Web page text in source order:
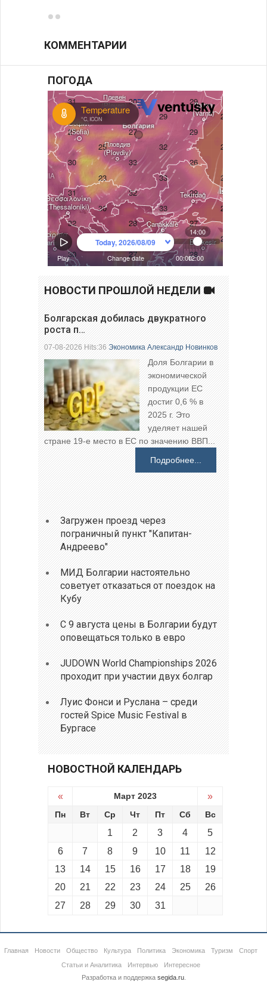
КОММЕНТАРИИ
ПОГОДА
НОВОСТИ ПРОШЛОЙ НЕДЕЛИ
Болгарская добилась двукратного
роста п…
07-08-2026 Hits:36Экономика Александр Новинков
Доля Болгарии в
экономической
продукции ЕС
достиг 0,6 % в
2025 г. Это
уделяет нашей
стране 19-е место в ЕС по значению ВВП...
Подробнее...
Загружен проезд через
пограничный пункт "Капитан-
Андреево"
МИД Болгарии настоятельно
советует отказаться от поездок на
Кубу
С 9 августа цены в Болгарии будут
оповещаться только в евро
JUDOWN World Championships 2026
проходит при участии двух болгар
Луис Фонси и Руслана – среди
гостей Spice Music Festival в
Бургасе
НОВОСТНОЙ КАЛЕНДАРЬ
« Март 2023 »
Пн Вт Ср Чт Пт Сб Вс
1 2 3 4
5
6
7 8 9 10 11
12
13
14 15 16 17 18
19
20
21 22 23 24 25
26
27
28 29 30 31
Главная Новости Общество Культура Политика Экономика Туризм
Спорт
Статьи и Аналитика
Интервью
Интересное
Разработка и поддержка segida.ru.